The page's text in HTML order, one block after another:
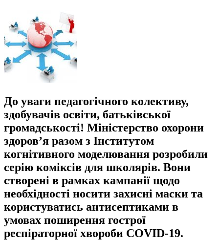
До уваги педагогічного колективу,
здобувачів освіти, батьківської
громадськості! Міністерство охорони
здоров’я разом з Інститутом
когнітивного моделювання розробили
серію коміксів для школярів. Вони
створені в рамках кампанії щодо
необхідності носити захисні маски та
користуватись антисептиками в
умовах поширення гострої
респіраторної хвороби COVID-19.